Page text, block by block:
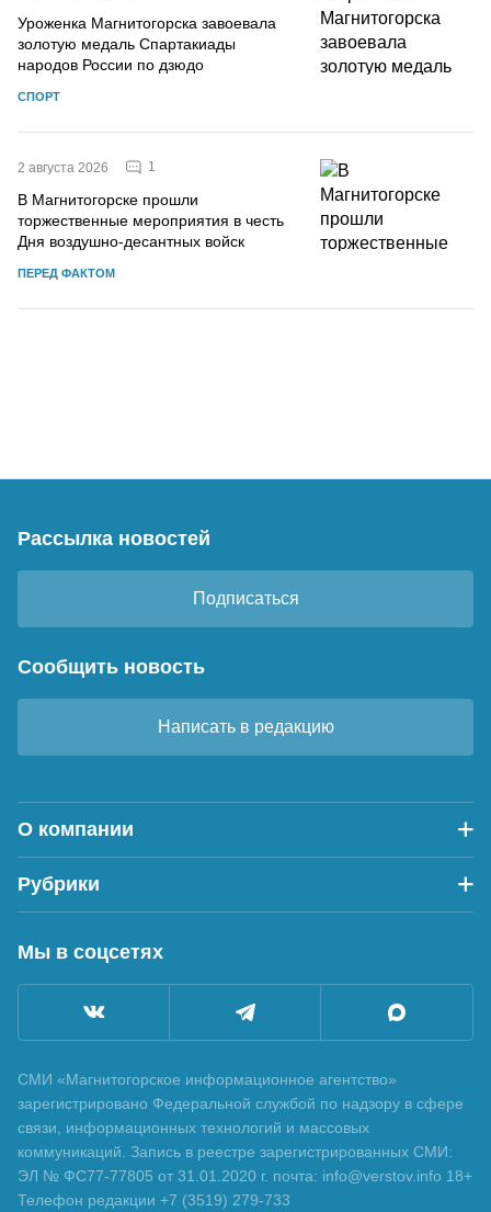
Уроженка Магнитогорска завоевала
золотую медаль Спартакиады
народов России по дзюдо
СПОРТ
2 августа 2026 1
В Магнитогорске прошли
торжественные мероприятия в честь
Дня воздушно-десантных войск
ПЕРЕД ФАКТОМ
Рассылка новостей
Подписаться
Сообщить новость
Написать в редакцию
О компании
Рубрики
Мы в соцсетях
СМИ «Магнитогорское информационное агентство»
зарегистрировано Федеральной службой по надзору в сфере
связи, информационных технологий и массовых
коммуникаций. Запись в реестре зарегистрированных СМИ:
ЭЛ № ФС77-77805 от 31.01.2020 г. почта: info@verstov.info 18+
Телефон редакции +7 (3519) 279-733